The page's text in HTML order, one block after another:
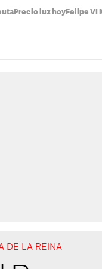
Precio luz hoy Felipe VI
DE LA REINA